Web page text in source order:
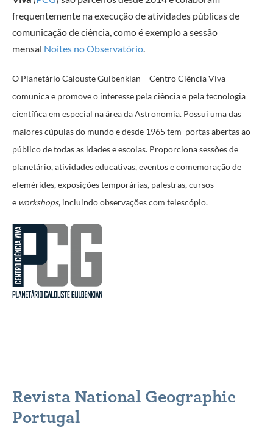
frequentemente na execução de atividades públicas de
comunicação de ciência, como é exemploa sessão
mensal Noites no Observatório.
O Planetário Calouste Gulbenkian – Centro Ciência Viva
comunica e promove o interesse pela ciência e pela tecnologia
científica em especial na área da Astronomia. Possui uma das
maiores cúpulas do mundo e desde 1965 tem portas abertas ao
público de todas as idades e escolas. Proporciona sessões de
planetário, atividades educativas, eventos e comemoração de
efemérides, exposições temporárias, palestras, cursos
e workshops, incluindo observações com telescópio.
Revista National Geographic
Portugal